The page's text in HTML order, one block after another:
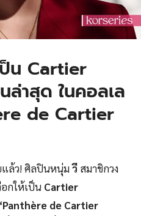
ป็น Cartier
าสุด ในคอลเล
de Cartier
แล้ว! ศิลปินหนุ่มวี สมาชิกวง
กให้เป็น Cartier
‘Panthère de Cartier